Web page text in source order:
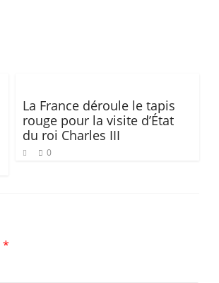
La France déroule le tapis
rouge pour la visite d’État
du roi Charles III
0
*